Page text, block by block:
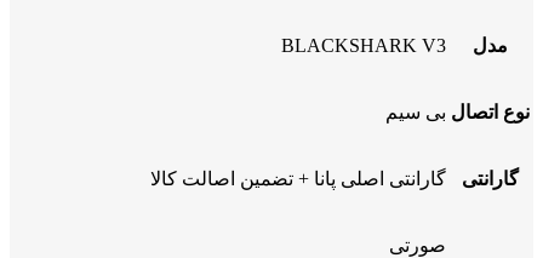
مدل BLACKSHARK V3
نوع اتصال بی سیم
گارانتی گارانتی اصلی پانا + تضمین اصالت کالا
صورتی